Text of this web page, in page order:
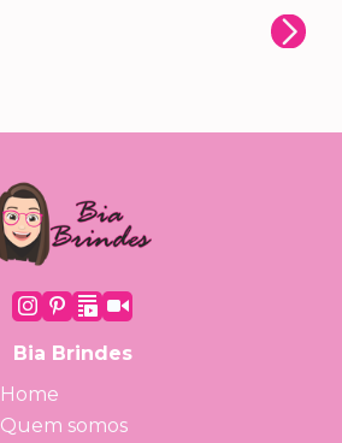
Bia Brindes
Home
Quem somos